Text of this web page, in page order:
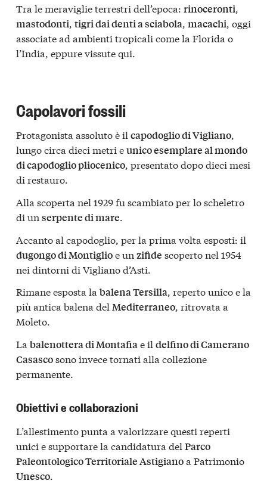
Tra le meraviglie terrestri dell’epoca: rinoceronti,
mastodonti, tigri dai denti a sciabola, macachi, oggi
associate ad ambienti tropicali come la Florida o
l’India, eppure vissute qui.
Capolavori fossili
Protagonista assoluto è il capodoglio di Vigliano,
lungo circa dieci metri eunico esemplare al mondo
di capodoglio pliocenico, presentato dopo dieci mesi
di restauro.
Alla scoperta nel 1929 fu scambiato per lo scheletro
di un serpente di mare.
Accanto al capodoglio, per la prima volta esposti: il
dugongo di Montiglioe un zifide scoperto nel 1954
nei dintorni di Vigliano d’Asti.
Rimane esposta la balena Tersilla, reperto unico e la
più antica balena del Mediterraneo, ritrovata a
Moleto.
La balenottera di Montafiae il delfino di Camerano
Casascosono invece tornati alla collezione
permanente.
Obiettivi e collaborazioni
L’allestimento punta a valorizzare questi reperti
unici e supportare la candidatura del Parco
Paleontologico Territoriale Astigianoa Patrimonio
Unesco.